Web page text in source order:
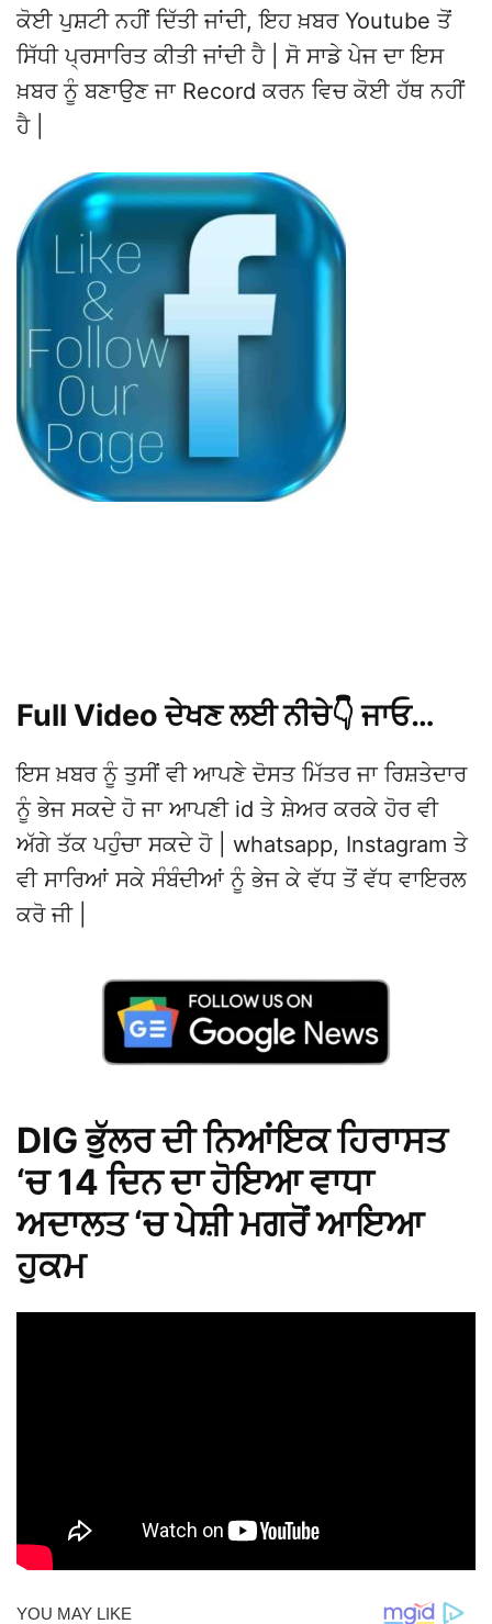
ਕੋਈ ਪੁਸ਼ਟੀ ਨਹੀਂ ਦਿੱਤੀ ਜਾਂਦੀ, ਇਹ ਖ਼ਬਰ Youtube ਤੋਂ
ਸਿੱਧੀ ਪ੍ਰਸਾਰਿਤ ਕੀਤੀ ਜਾਂਦੀ ਹੈ | ਸੋ ਸਾਡੇ ਪੇਜ ਦਾ ਇਸ
ਖ਼ਬਰ ਨੂੰ ਬਣਾਉਣ ਜਾ Record ਕਰਨ ਵਿਚ ਕੋਈ ਹੱਥ ਨਹੀਂ
ਹੈ |
Full Video ਦੇਖਣ ਲਈ ਨੀਚੇ👇 ਜਾਓ…
ਇਸ ਖ਼ਬਰ ਨੂੰ ਤੁਸੀਂ ਵੀ ਆਪਣੇ ਦੋਸਤ ਮਿੱਤਰ ਜਾ ਰਿਸ਼ਤੇਦਾਰ
ਨੂੰ ਭੇਜ ਸਕਦੇ ਹੋ ਜਾ ਆਪਣੀ id ਤੇ ਸ਼ੇਅਰ ਕਰਕੇ ਹੋਰ ਵੀ
ਅੱਗੇ ਤੱਕ ਪਹੁੰਚਾ ਸਕਦੇ ਹੋ | whatsapp, Instagram ਤੇ
ਵੀ ਸਾਰਿਆਂ ਸਕੇ ਸੰਬੰਦੀਆਂ ਨੂੰ ਭੇਜ ਕੇ ਵੱਧ ਤੋਂ ਵੱਧ ਵਾਇਰਲ
ਕਰੋ ਜੀ |
DIG ਭੁੱਲਰ ਦੀ ਨਿਆਂਇਕ ਹਿਰਾਸਤ
‘ਚ 14 ਦਿਨ ਦਾ ਹੋਇਆ ਵਾਧਾ
ਅਦਾਲਤ ‘ਚ ਪੇਸ਼ੀ ਮਗਰੋਂ ਆਇਆ
ਹੁਕਮ